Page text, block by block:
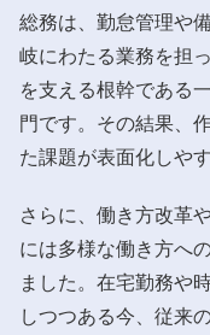
総務は、勤怠管理や
岐にわたる業務を担
を支える根幹である
門です。その結果、
た課題が表面化しや
さらに、働き方改革
には多様な働き方へ
ました。在宅勤務や
しつつある今、従来